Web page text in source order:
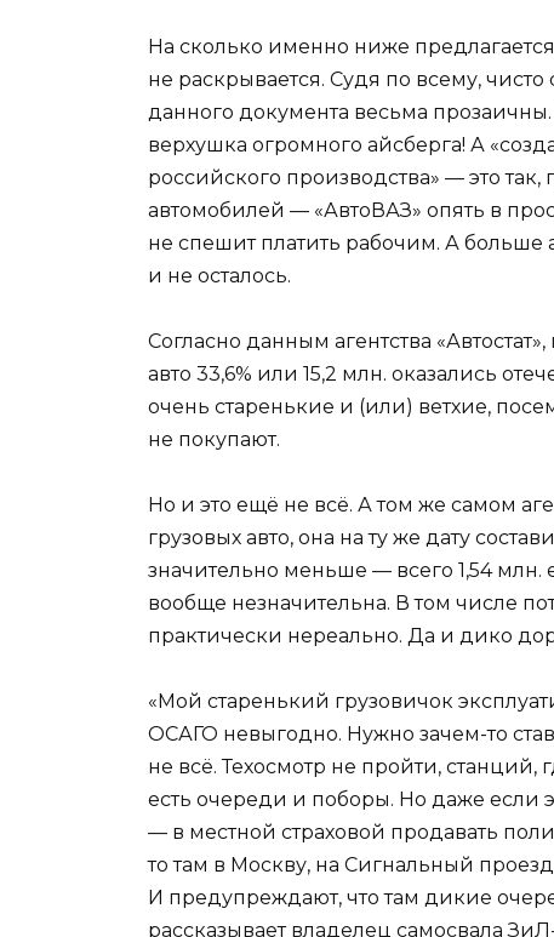
На сколько именно ниже
не раскрывается. Судя по всему,
данного документа весьма
верхушка огромного айсберга! А
российского производства» — это так,
автомобилей — «АвтоВАЗ» опять в
не спешит платить рабочим. А больше
и не осталось.
Согласно данным агентства
авто 33,6% или 15,2 млн. оказались
очень старенькие и (или) ветхие,
не покупают.
Но и это ещё не всё. А том же самом
грузовых авто, она на ту же дату
значительно меньше — всего 1,54
вообще незначительна. В том числе
практически нереально. Да и дико
«Мой старенький грузовичок
ОСАГО невыгодно. Нужно зачем-то
не всё. Техосмотр не пройти, станций,
есть очереди и поборы. Но даже если
— в местной страховой продавать
то там в Москву, на Сигнальный
И предупреждают, что там дикие
рассказывает владелец самосвала